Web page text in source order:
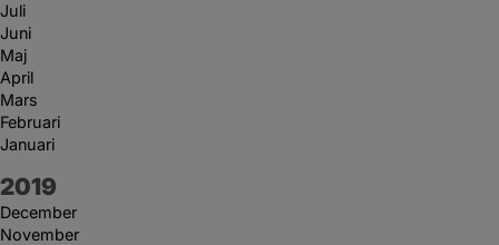
Juli
Juni
Maj
April
Mars
Februari
Januari
År:
2019
December
November